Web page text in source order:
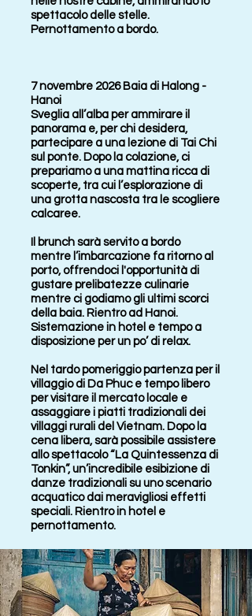
spettacolo delle stelle.
Pernottamento a bordo.
7 novembre 2026 Baia di Halong -
Hanoi
Sveglia all’alba per ammirare il
panorama e, per chi desidera,
partecipare a una lezione di Tai Chi
sul ponte. Dopo la colazione, ci
prepariamo a una mattina ricca di
scoperte, tra cui l’esplorazione di
una grotta nascosta tra le scogliere
calcaree.
Il brunch sarà servito a bordo
mentre l’imbarcazione fa ritorno al
porto, offrendoci l'opportunità di
gustare prelibatezze culinarie
mentre ci godiamo gli ultimi scorci
della baia. Rientro ad Hanoi.
Sistemazione in hotel e tempo a
disposizione per un po’ di relax.
Nel tardo pomeriggio partenza per il
villaggio di Da Phuc e tempo libero
per visitare il mercato locale e
assaggiare i piatti tradizionali dei
villaggi rurali del Vietnam. Dopo la
cena libera, sarà possibile assistere
allo spettacolo “La Quintessenza di
Tonkin”, un’incredibile esibizione di
danze tradizionali su uno scenario
acquatico dai meravigliosi effetti
speciali. Rientro in hotel e
pernottamento.